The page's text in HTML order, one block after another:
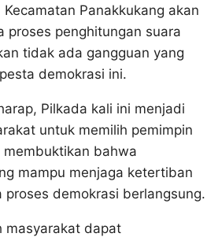
Panakkukang akan
proses penghitungan suara
tidak ada gangguan yang
demokrasi ini.
Pilkada kali ini menjadi
untuk memilih pemimpin
bahwa
mampu menjaga ketertiban
proses demokrasi berlangsung.
masyarakat dapat